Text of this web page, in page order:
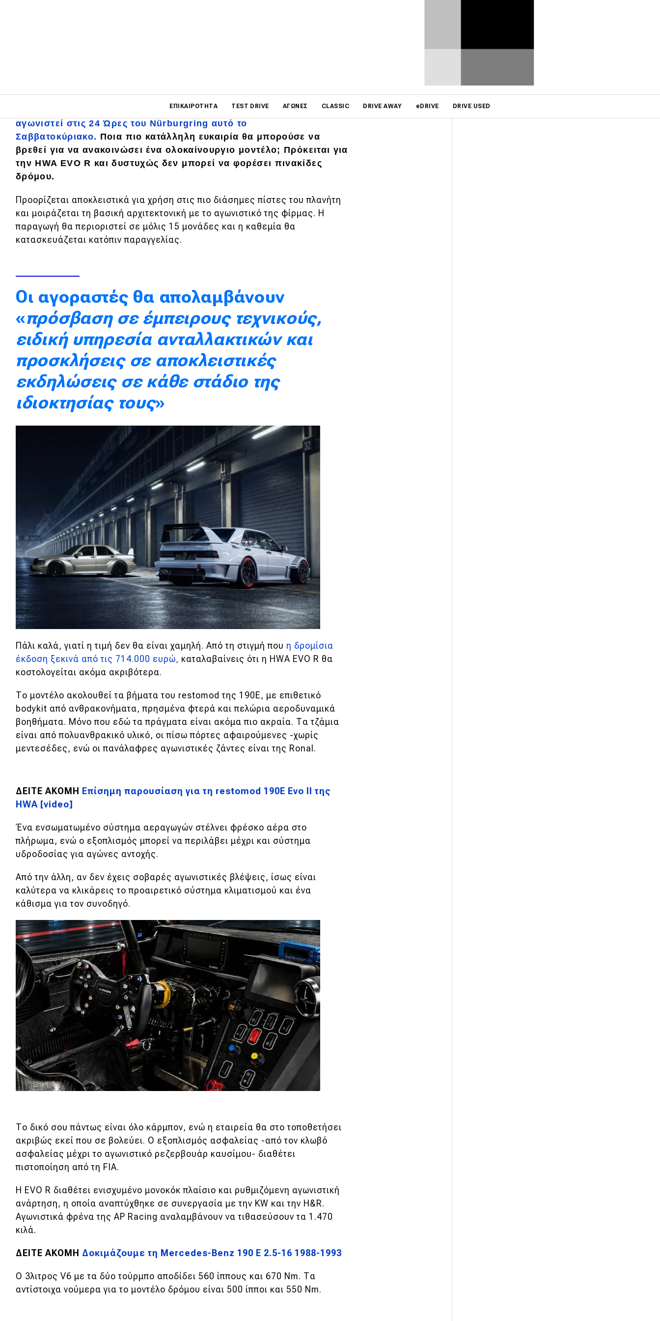
ΕΠΙΚΑΙΡΌΤΗΤΑ TEST DRIVE ΑΓΏΝΕΣ CLASSIC DRIVE AWAY eDRIVE DRIVE USED
Main navigation
Επικαιρότητα
Νέα μοντέλα
Πρωτότυπα
Ελλάδα
Κόσμος
Απόψεις
Test Drive
Δοκιμή
Αποστολή
Συγκρίνουμε
Motorsport
Eco
Νέα
Τεχνολογία
Mobility
Σταθμοί φόρτισης
Classic
Νέα
Παρουσιάσεις
DRIVE Away
Οδηγός αγοράς
Συμβουλές
Χρηστικά
Συμβουλές
ΚΤΕΟ
Οδική βοήθεια
eDRIVE
DRIVE USED
Ξέρουμε από πέρυσι τον Ιούνιο ότιη HWA προετοιμάζεται για να
αγωνιστεί στις 24 Ώρες του Nürburgring αυτό το
Σαββατοκύριακο. Ποια πιο κατάλληλη ευκαιρία θα μπορούσε να
βρεθεί για να ανακοινώσει ένα ολοκαίνουργιο μοντέλο; Πρόκειται για
την HWA EVO R και δυστυχώς δεν μπορεί να φορέσει πινακίδες
δρόμου.
Προορίζεται αποκλειστικά για χρήση στις πιο διάσημες πίστες του πλανήτη
και μοιράζεται τη βασική αρχιτεκτονική με το αγωνιστικό της φίρμας. Η
παραγωγή θα περιοριστεί σε μόλις 15 μονάδες και η καθεμία θα
κατασκευάζεται κατόπιν παραγγελίας.
Οι αγοραστές θα απολαμβάνουν
«πρόσβαση σε έμπειρους τεχνικούς,
ειδική υπηρεσία ανταλλακτικών και
προσκλήσεις σε αποκλειστικές
εκδηλώσεις σε κάθε στάδιο της
ιδιοκτησίας τους»
Πάλι καλά, γιατί η τιμή δεν θα είναι χαμηλή. Από τη στιγμή που η δρομίσια
έκδοση ξεκινά από τις 714.000 ευρώ, καταλαβαίνεις ότι η HWA EVO R θα
κοστολογείται ακόμα ακριβότερα.
Το μοντέλο ακολουθεί τα βήματα του restomod της 190E, με επιθετικό
bodykit από ανθρακονήματα, πρησμένα φτερά και πελώρια αεροδυναμικά
βοηθήματα. Μόνο που εδώ τα πράγματα είναι ακόμα πιο ακραία. Τα τζάμια
είναι από πολυανθρακικό υλικό, οι πίσω πόρτες αφαιρούμενες -χωρίς
μεντεσέδες, ενώ οι πανάλαφρες αγωνιστικές ζάντες είναι της Ronal.
ΔΕΙΤΕ ΑΚΟΜΗ Επίσημη παρουσίαση για τη restomod 190E Evo II της
HWA [video]
Ένα ενσωματωμένο σύστημα αεραγωγών στέλνει φρέσκο αέρα στο
πλήρωμα, ενώ ο εξοπλισμός μπορεί να περιλάβει μέχρι και σύστημα
υδροδοσίας για αγώνες αντοχής.
Από την άλλη, αν δεν έχεις σοβαρές αγωνιστικές βλέψεις, ίσως είναι
καλύτερα να κλικάρεις τοπροαιρετικό σύστημα κλιματισμού και ένα
κάθισμα για τον συνοδηγό.
Το δικό σου πάντως είναι όλο κάρμπον, ενώ η εταιρεία θα στο τοποθετήσει
ακριβώς εκεί που σε βολεύει. Ο εξοπλισμός ασφαλείας -από τον κλωβό
ασφαλείας μέχρι το αγωνιστικό ρεζερβουάρ καυσίμου- διαθέτει
πιστοποίηση από τη FIA.
Η EVO R διαθέτει ενισχυμένο μονοκόκ πλαίσιο και ρυθμιζόμενη αγωνιστική
ανάρτηση, η οποία αναπτύχθηκε σε συνεργασία με την KW και την H&R.
Αγωνιστικά φρένα της AP Racing αναλαμβάνουν να τιθασεύσουν τα 1.470
κιλά.
ΔΕΙΤΕ ΑΚΟΜΗ Δοκιμάζουμε τη Mercedes-Benz 190 E 2.5-16 1988-1993
Ο 3λιτρος V6 με τα δύο τούρμπο αποδίδει 560 ίππους και 670 Nm. Τα
αντίστοιχα νούμερα για το μοντέλο δρόμου είναι 500 ίπποι και 550 Nm.